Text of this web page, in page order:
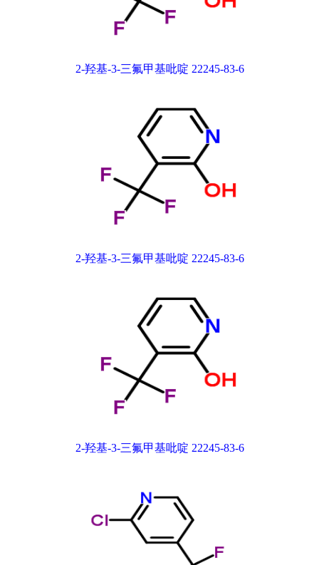
2-羟基-3-三氟甲基吡啶 22245-83-6
2-羟基-3-三氟甲基吡啶 22245-83-6
2-羟基-3-三氟甲基吡啶 22245-83-6